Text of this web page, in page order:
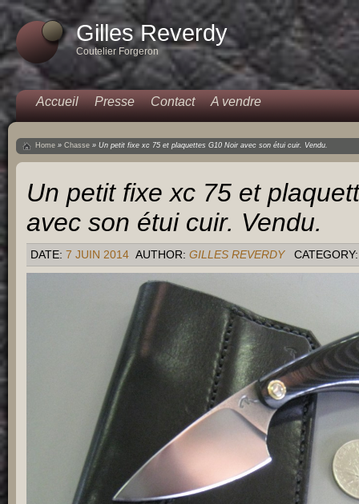
Gilles Reverdy
Coutelier Forgeron
Accueil Presse Contact A vendre
Home » Chasse » Un petit fixe xc 75 et plaquettes G10 Noir avec son étui cuir. Vendu.
Un petit fixe xc 75 et
avec son étui cuir. Vendu.
DATE: 7 JUIN 2014 AUTHOR: GILLES REVERDY